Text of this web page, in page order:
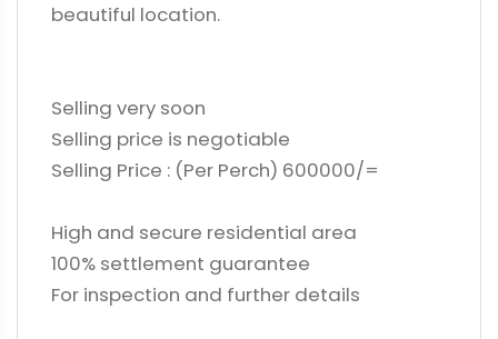
beautiful location.
Selling very soon
Selling price is negotiable
Selling Price : (Per Perch) 600000/=
High and secure residential area
100% settlement guarantee
For inspection and further details